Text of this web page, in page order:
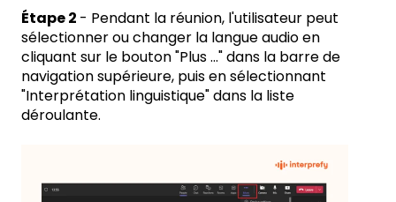
Étape 2 - Pendant la réunion, l'utilisateur peut
sélectionner ou changer la langue audio en
cliquant sur le bouton "Plus ..." dans la barre de
navigation supérieure, puis en sélectionnant
"Interprétation linguistique" dans la liste
déroulante.